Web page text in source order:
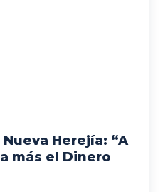
Herejía: “A
más el Dinero